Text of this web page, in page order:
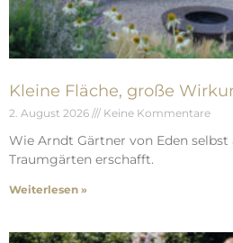
Kleine Fläche, große
2. August 2026 Keine Kommentare
Wie Arndt Gärtner von Eden
Traumgärten erschafft.
Weiterlesen »